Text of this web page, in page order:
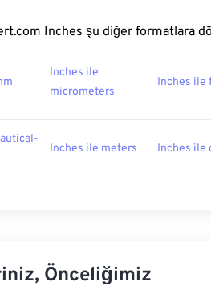
Inches şu diğer formatlara
Inches ile
micrometers
Inches ile
Inches ile meters Inches ile
Önceliğimiz